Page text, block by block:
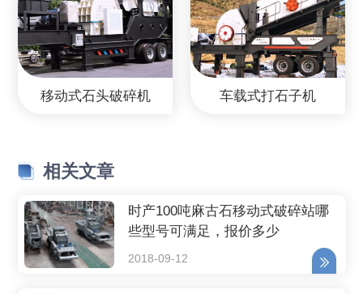
移动式石头破碎机 车载式打石子机
相关文章
时产100吨麻古石移动式破碎站哪
些型号可满足，报价多少
2018-09-12